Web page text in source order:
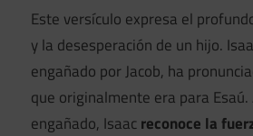
Este versículo expresa el
y la desesperación de un hijo.
engañado por Jacob, ha
que originalmente era para
engañado, Isaacreconoce la